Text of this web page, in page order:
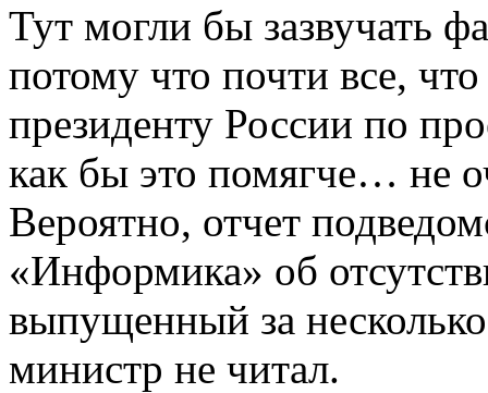
Тут могли бы зазвучать
потому что почти все,
президенту России по
как бы это помягче… не
Вероятно, отчет
«Информика» об
выпущенный за
министр не читал.